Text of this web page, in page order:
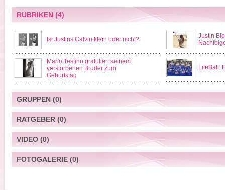
RUBRIKEN(4)
Ist Justins Calvin klein oder nicht?
Justin
Mario Testino gratuliert seinem
verstorbenen Bruder zum
Geburtstag
LifeBall:
GRUPPEN(0)
RATGEBER(0)
VIDEO(0)
FOTOGALERIE(0)